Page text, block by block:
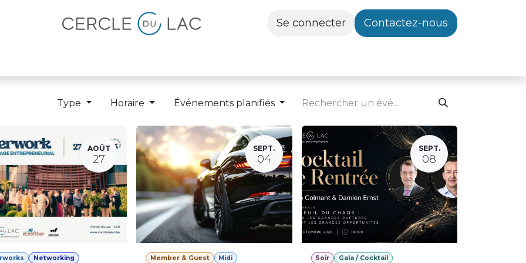
Se connecter Contactez-nous
Type Horaire Événements planifiés
AOÛT
27
Networking
SEPT.
04
Member & Guest
Midi
SEPT.
08
Soir Gala / Cocktail